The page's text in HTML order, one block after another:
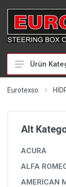
HİDROLİK
Ürün
Eurotexso
Alt
ACURA
ALFA
AMERICAN